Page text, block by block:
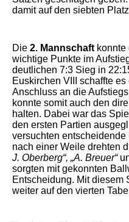
damit auf den siebten
Die 2. Mannschaft konnte
wichtige Punkte im
deutlichen 7:3 Sieg in
Euskirchen VIII schaffte
Anschluss an die
konnte somit auch den
halten. Dabei war das
den ersten Partien
versuchten
nach einer Weile drehten
J. Oberberg“, „A. Breuer“
sorgten mit gekonnten
Entscheidung. Mit diesem
weiter auf den vierten